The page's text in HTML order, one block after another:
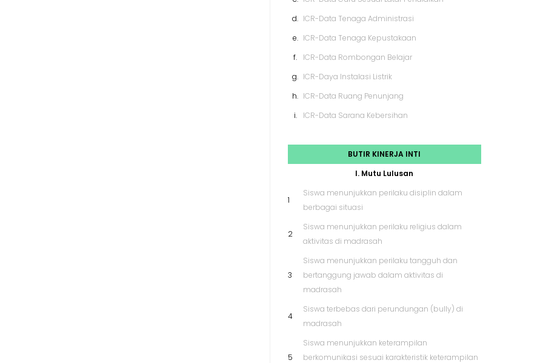
d. ICR-Data Tenaga Administrasi
e. ICR-Data Tenaga Kepustakaan
f.
ICR-Data Rombongan Belajar
g. ICR-Daya Instalasi Listrik
h. ICR-Data Ruang Penunjang
i.
ICR-Data Sarana Kebersihan
BUTIR KINERJA INTI
I. Mutu Lulusan
1
Siswa menunjukkan perilaku disiplin dalam
berbagai situasi
2
Siswa menunjukkan perilaku religius dalam
aktivitas di madrasah
3
Siswa menunjukkan perilaku tangguh dan
bertanggung jawab dalam aktivitas di
madrasah
4
Siswa terbebas dari perundungan (bully) di
madrasah
5
Siswa menunjukkan keterampilan
berkomunikasi sesuai karakteristik keterampilan